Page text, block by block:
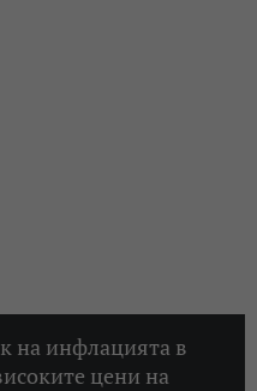
на инфлацията в
цени на